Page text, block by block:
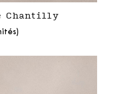
Chantilly